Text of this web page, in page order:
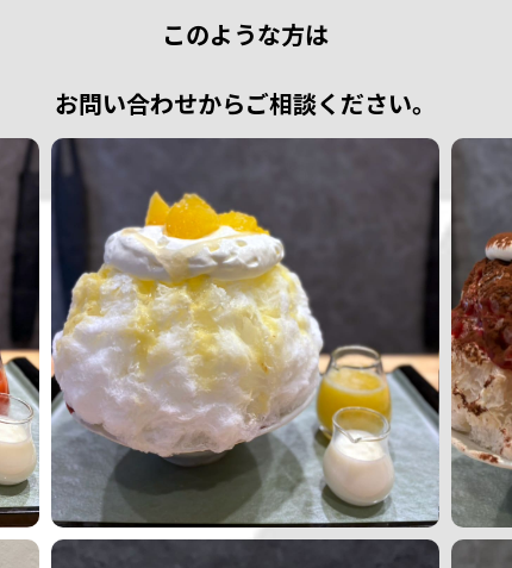
このような⽅は
お問い合わせからご相談ください。